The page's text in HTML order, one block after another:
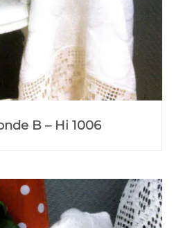
B – Hi 1006